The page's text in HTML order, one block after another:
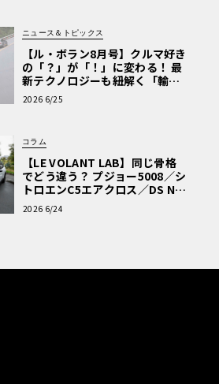
ニュース＆トピックス
【ル・ボラン8月号】クルマ好き
の「？」が「！」に変わる！ 最
新テクノロジーも紐解く「輸入
車Q&A」
2026 6/25
コラム
【LE VOLANT LAB】同じ骨格
でどう違う？ プジョー5008／シ
トロエンC5エアクロス／DS Nº4
読者一気乗りレポート
2026 6/24